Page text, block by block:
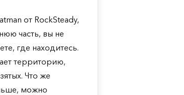
от RockSteady,
часть, вы не
где находитесь.
территорию,
Что же
можно